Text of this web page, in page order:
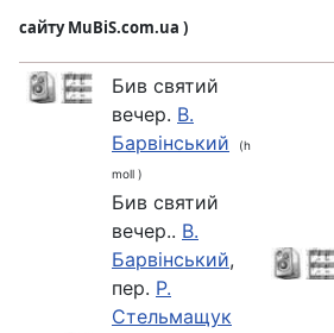
сайту MuBiS.com.ua )
Бив святий
вечер. В.
Барвінський
(h
moll )
Бив святий
вечер.. В.
Барвінський,
пер. Р.
Стельмащук